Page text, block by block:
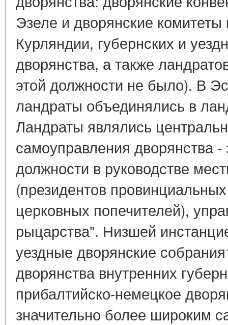
Эзеле и дворянские
Курляндии, губернских и
дворянства, а также
этой должности не было). В
ландраты объединялись в
Ландраты являлись
самоуправления дворянства
должности в руководстве
(президентов
церковных попечителей),
рыцарства". Низшей
уездные дворянские
дворянства внутренних
прибалтийско-немецкое
значительно более широким